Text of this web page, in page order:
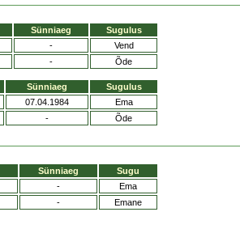
Sünniaeg
Sugulus
-
Vend
- Õde
Sünniaeg
Sugulus
07.04.1984
Ema
- Õde
Sünniaeg
Sugu
-
Ema
-
Emane